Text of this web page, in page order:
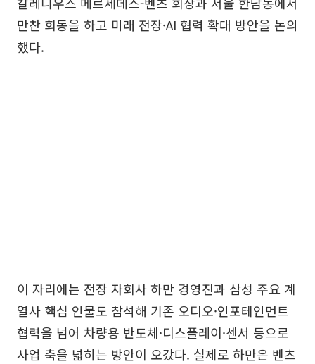
만찬 회동을 하고 미래 전장·AI 협력 확대 방안을 논의
했다.
이 자리에는 전장 자회사 하만 경영진과 삼성 주요 계
열사 핵심 인물도 참석해 기존 오디오·인포테인먼트
협력을 넘어 차량용 반도체·디스플레이·센서 등으로
사업 축을 넓히는 방안이 오갔다. 실제로 하만은 벤츠